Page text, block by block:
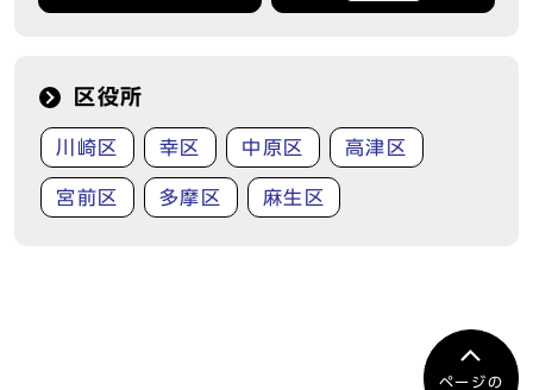
区役所
川崎区 幸区 中原区 高津区
宮前区 多摩区 麻生区
ページの